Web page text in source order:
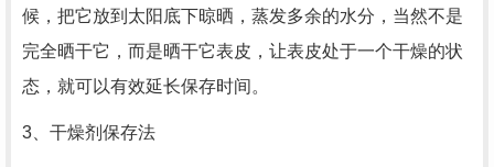
候，把它放到太阳底下晾晒，蒸发多余的水分，当然不是
完全晒干它，而是晒干它表皮，让表皮处于一个干燥的状
态，就可以有效延长保存时间。
3、干燥剂保存法